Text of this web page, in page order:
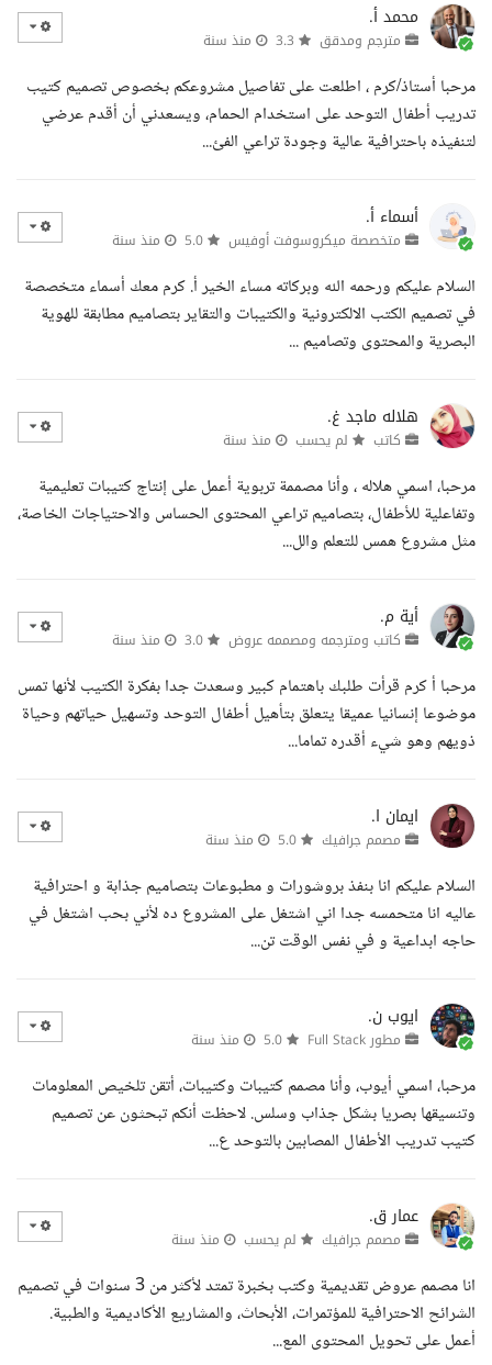
محمد أ.
مترجم ومدقق منذ سنة
مرحبا أستاذ/كرم ، اطلعت على تفاصيل مشروعكم بخصوص تصميم كتيب
تدريب أطفال التوحد على استخدام الحمام، ويسعدني أن أقدم عرضي
لتنفيذه باحترافية عالية وجودة تراعي الفئ...
أسماء أ.
متخصصة ميكروسوفت أوفيس منذ سنة
السلام عليكم ورحمه الله وبركاته مساء الخير أ. كرم معك أسماء متخصصة
في تصميم الكتب الالكترونية والكتيبات والتقاير بتصاميم مطابقة للهوية
البصرية والمحتوى وتصاميم ...
هلاله ماجد غ.
كاتب لم يحسب منذ سنة
مرحبا، اسمي هلاله ، وأنا مصممة تربوية أعمل على إنتاج كتيبات تعليمية
وتفاعلية للأطفال، بتصاميم تراعي المحتوى الحساس والاحتياجات الخاصة،
مثل مشروع همس للتعلم والل...
أية م.
كاتب ومترجمه ومصممه عروض منذ سنة
مرحبا أ كرم قرأت طلبك باهتمام كبير وسعدت جدا بفكرة الكتيب لأنها تمس
موضوعا إنسانيا عميقا يتعلق بتأهيل أطفال التوحد وتسهيل حياتهم وحياة
ذويهم وهو شيء أقدره تماما...
ايمان ا.
مصمم جرافيك منذ سنة
السلام عليكم انا بنفذ بروشورات و مطبوعات بتصاميم جذابة و احترافية
عاليه انا متحمسه جدا اني اشتغل على المشروع ده لأني بحب اشتغل في
حاجه ابداعية و في نفس الوقت تن...
ايوب ن.
مطور Full Stack منذ سنة
مرحبا، اسمي أيوب، وأنا مصمم كتيبات وكتيبات، أتقن تلخيص المعلومات
وتنسيقها بصريا بشكل جذاب وسلس. لاحظت أنكم تبحثون عن تصميم
كتيب تدريب الأطفال المصابين بالتوحد ع...
عمار ق.
مصمم جرافيك لم يحسب منذ سنة
انا مصمم عروض تقديمية وكتب بخبرة تمتد لأكثر من 3 سنوات في تصميم
الشرائح الاحترافية للمؤتمرات، الأبحاث، والمشاريع الأكاديمية والطبية.
أعمل على تحويل المحتوى المع...